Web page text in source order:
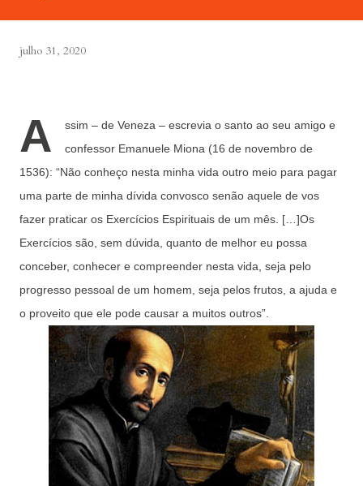
julho 31, 2020
A
ssim – de Veneza – escrevia o santo ao seu amigo e
confessor Emanuele Miona (16 de novembro de
1536): “Não conheço nesta minha vida outro meio para pagar
uma parte de minha dívida convosco senão aquele de vos
fazer praticar os Exercícios Espirituais de um mês. […]Os
Exercícios são, sem dúvida, quanto de melhor eu possa
conceber, conhecer e compreender nesta vida, seja pelo
progresso pessoal de um homem, seja pelos frutos, a ajuda e
o proveito que ele pode causar a muitos outros”.